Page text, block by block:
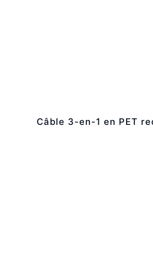
Câble 3-en-1 en PET